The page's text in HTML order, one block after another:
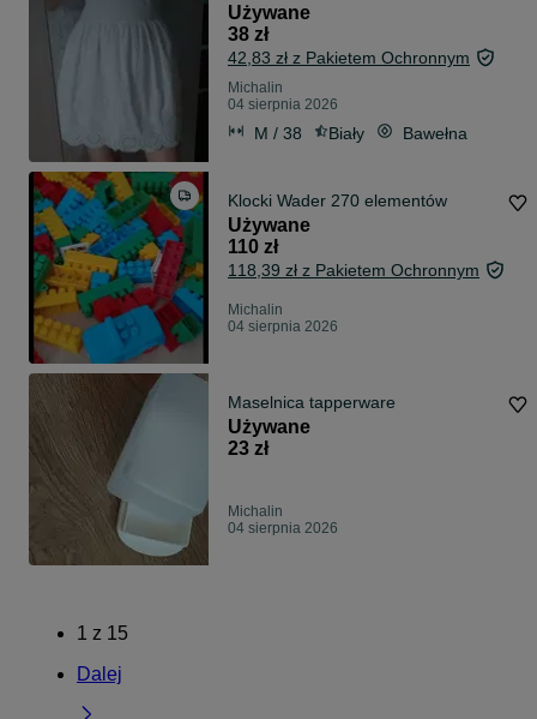
Używane
38 zł
42,83 zł z Pakietem Ochronnym
Michalin
04 sierpnia 2026
M / 38 Biały Bawełna
Klocki Wader 270 elementów
Używane
110 zł
118,39 zł z Pakietem Ochronnym
Michalin
04 sierpnia 2026
Maselnica tapperware
Używane
23 zł
Michalin
04 sierpnia 2026
1 z 15
Dalej